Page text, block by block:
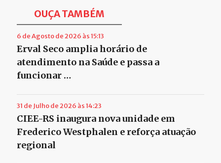
OUÇA TAMBÉM
6 de Agosto de 2026 às 15:13
Erval Seco amplia horário de
atendimento na Saúde e passa a
funcionar …
31 de Julho de 2026 às 14:23
CIEE-RS inaugura nova unidade em
Frederico Westphalen e reforça atuação
regional